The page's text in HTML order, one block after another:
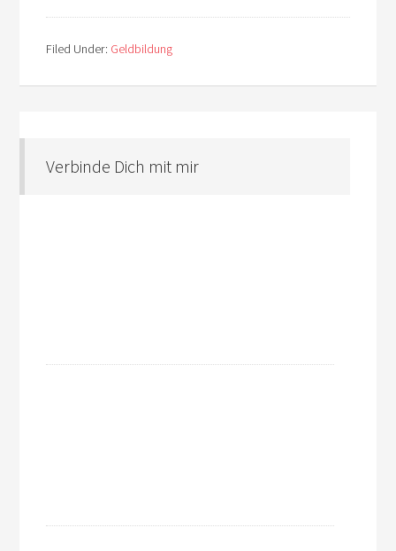
Filed Under: Geldbildung
Verbinde Dich mit mir